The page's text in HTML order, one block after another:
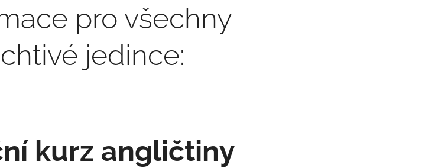
pro všechny
jedince:
kurz angličtiny